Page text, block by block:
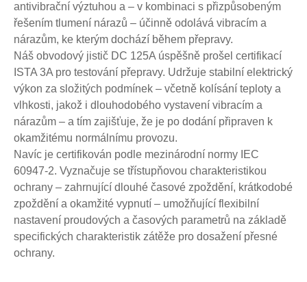
antivibrační výztuhou a – v kombinaci s přizpůsobeným
řešením tlumení nárazů – účinně odolává vibracím a
nárazům, ke kterým dochází během přepravy.
Náš obvodový jistič DC 125A úspěšně prošel certifikací
ISTA 3A pro testování přepravy. Udržuje stabilní elektrický
výkon za složitých podmínek – včetně kolísání teploty a
vlhkosti, jakož i dlouhodobého vystavení vibracím a
nárazům – a tím zajišťuje, že je po dodání připraven k
okamžitému normálnímu provozu.
Navíc je certifikován podle mezinárodní normy IEC
60947-2. Vyznačuje se třístupňovou charakteristikou
ochrany – zahrnující dlouhé časové zpoždění, krátkodobé
zpoždění a okamžité vypnutí – umožňující flexibilní
nastavení proudových a časových parametrů na základě
specifických charakteristik zátěže pro dosažení přesné
ochrany.